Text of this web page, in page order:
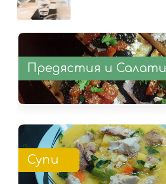
Предястия и Салати
Супи